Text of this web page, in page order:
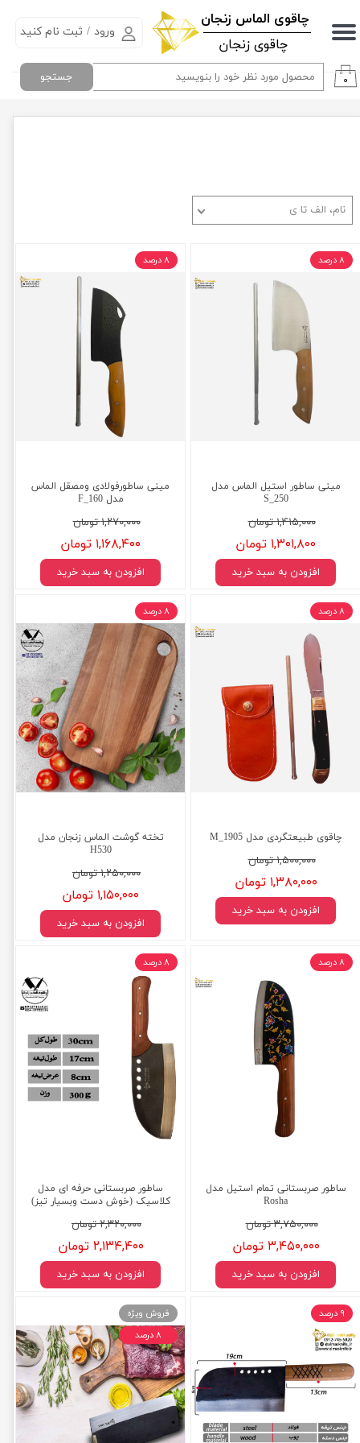
​چاقوی الماس زنجان
چاقوی زنجان
ورود / ثبت نام کنید
حساب کاربری من
تغییر گذر واژه
۰ جستجو
نام، الف تا ی
مینی ساطور استیل الماس مدل
S_250
۱,۴۱۵,۰۰۰ تومان
۱,۳۰۱,۸۰۰ تومان
افزودن به سبد خرید
۸ درصد
مینی ساطورفولادی ومصقل الماس
مدل F_160
۱,۲۷۰,۰۰۰ تومان
۱,۱۶۸,۴۰۰ تومان
افزودن به سبد خرید
۸ درصد
چاقوی طبیعتگردی مدل M_1905
۱,۵۰۰,۰۰۰ تومان
۱,۳۸۰,۰۰۰ تومان
افزودن به سبد خرید
۸ درصد
تخته گوشت الماس زنجان مدل
H530
۱,۲۵۰,۰۰۰ تومان
۱,۱۵۰,۰۰۰ تومان
افزودن به سبد خرید
۸ درصد
ساطور صربستانی تمام استیل مدل
Rosha
۳,۷۵۰,۰۰۰ تومان
۳,۴۵۰,۰۰۰ تومان
افزودن به سبد خرید
۸ درصد
ساطور صربستانی حرفه ای مدل
کلاسیک (خوش دست وبسیار تیز)
۲,۳۲۰,۰۰۰ تومان
۲,۱۳۴,۴۰۰ تومان
افزودن به سبد خرید
۸ درصد
۹ درصد
فروش ویژه
۸ درصد